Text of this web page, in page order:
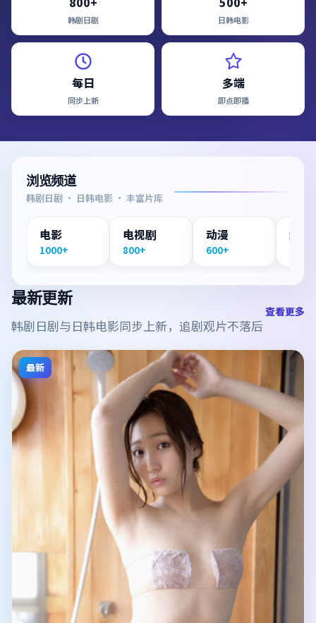
韩剧日剧 日韩电影
每日
同步上新
多端
即点即播
浏览频道
韩剧日剧 · 日韩电影 · 丰富片库
电影
1000+
电视剧
800+
动漫
600+
纪录
300+
最新更新
韩剧日剧与日韩电影同步上新，追剧观片不落后
查看更多
最新